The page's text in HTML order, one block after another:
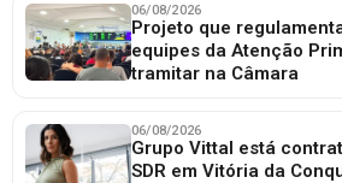
06/08/2026
Projeto que
equipes da Atenção
tramitar na Câmara
06/08/2026
Grupo Vittal está
SDR em Vitória da